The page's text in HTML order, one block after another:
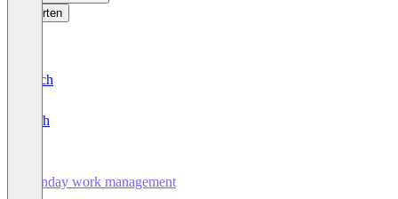
Bewerten
Deutsch
English
monday work management